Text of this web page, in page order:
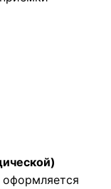
оформляется